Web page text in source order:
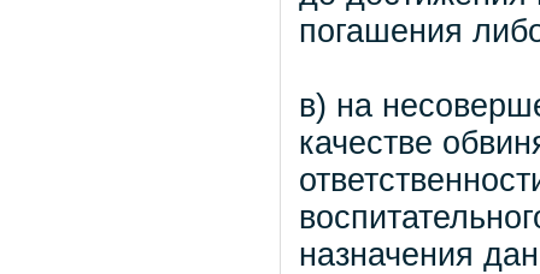
погашения
в) на
качестве
назначения